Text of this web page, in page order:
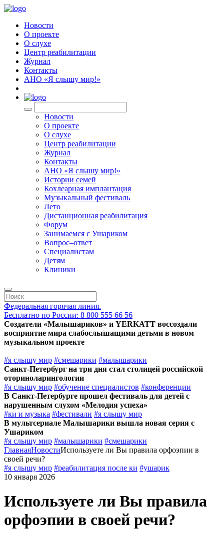
Новости
О проекте
О слухе
Центр реабилитации
Журнал
Контакты
АНО «Я слышу мир!»
Новости
О проекте
О слухе
Центр реабилитации
Журнал
Контакты
АНО «Я слышу мир!»
Истории семей
Кохлеарная имплантация
Музыкальный фестиваль
Лето
Дистанционная реабилитация
Форум
Занимаемся с Ушариком
Вопрос–ответ
Специалистам
Детям
Клиники
Федеральная горячая линия.
Бесплатно по России: 8 800 555 66 56
Создатели «Малышариков» и YERKATT воссоздали
восприятие мира слабослышащими детьми в новом
музыкальном проекте
#я слышу мир #смешарики #малышарики
Санкт-Петербург на три дня стал столицей российской
оториноларингологии
#я слышу мир #обучение специалистов #конференции
В Санкт-Петербурге прошел фестиваль для детей с
нарушенным слухом «Мелодия успеха»
#ки и музыка #фестивали #я слышу мир
В мультсериале Малышарики вышла новая серия с
Ушариком
#я слышу мир #малышарики #смешарики
ГлавнаяНовостиИспользуете ли Вы правила орфоэпии в
своей речи?
#я слышу мир #реабилитация после ки #ушарик
10 января 2026
Используете ли Вы правила
орфоэпии в своей речи?